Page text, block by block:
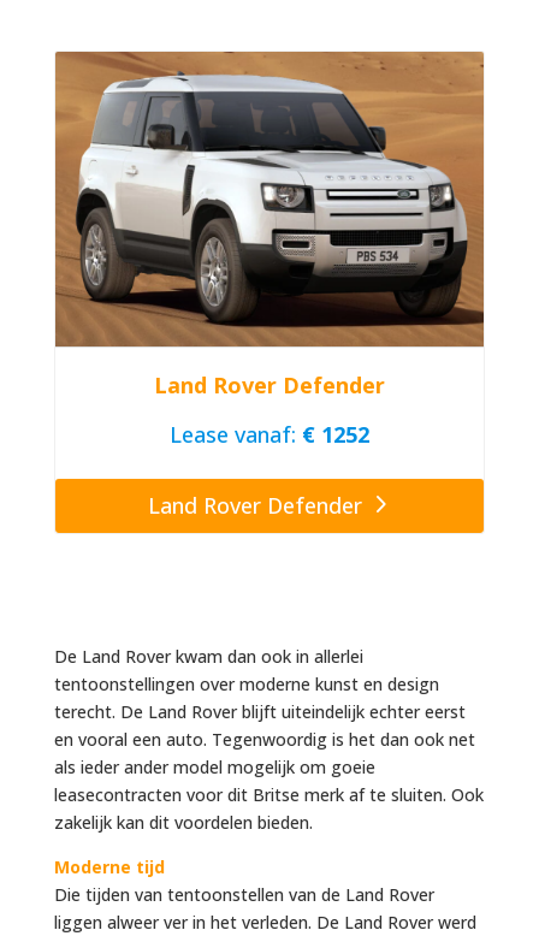
Land Rover Defender
Lease vanaf: € 1252
Land Rover Defender
De Land Rover kwam dan ook in allerlei
tentoonstellingen over moderne kunst en design
terecht. De Land Rover blijft uiteindelijk echter eerst
en vooral een auto. Tegenwoordig is het dan ook net
als ieder ander model mogelijk om goeie
leasecontracten voor dit Britse merk af te sluiten. Ook
zakelijk kan dit voordelen bieden.
Moderne tijd
Die tijden van tentoonstellen van de Land Rover
liggen alweer ver in het verleden. De Land Rover werd